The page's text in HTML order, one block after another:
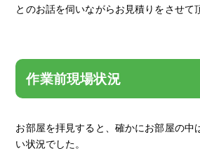
とのお話を伺いながらお見積りをさせて
作業前現場状況
お部屋を拝見すると、確かにお部屋の中
い状況でした。